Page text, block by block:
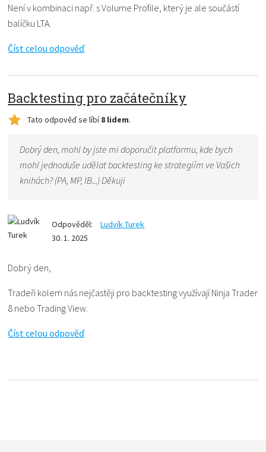
Není v kombinaci např. s Volume Profile, který je ale součástí
balíčku LTA.
Číst celou odpověď
Tato odpověď se líbí8 lidem.
Backtesting pro začátečníky
Dobrý den, mohl by jste mi doporučit platformu, kde bych
mohl jednoduše udělat backtesting ke strategiím ve Vašich
knihách? (PA, MP, IB...) Děkuji
Odpověděl:
Ludvík Turek
30. 1. 2025
Dobrý den,
Tradeři kolem nás nejčastěji pro backtesting využívají Ninja Trader
8 nebo Trading View.
Číst celou odpověď